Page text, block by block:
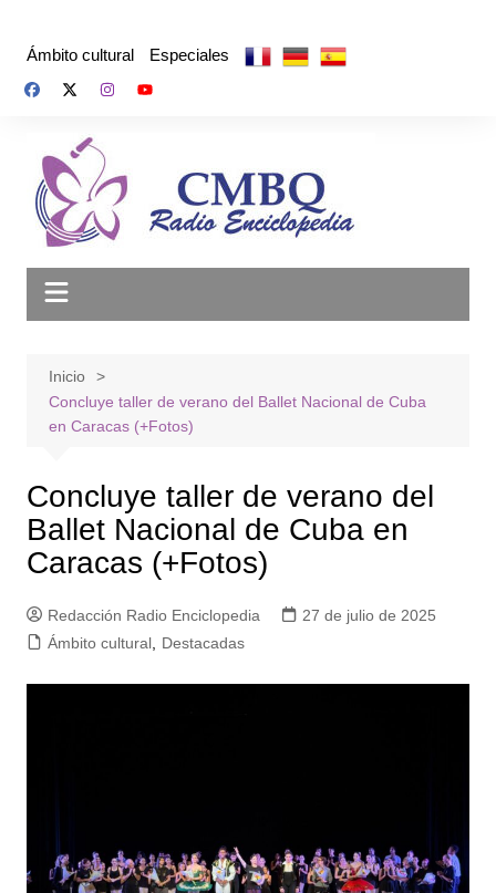
Ámbito cultural Especiales
Inicio
Concluye taller de verano del Ballet Nacional de Cuba
en Caracas (+Fotos)
Concluye taller de verano del
Ballet Nacional de Cuba en
Caracas (+Fotos)
Redacción Radio Enciclopedia
27 de julio de 2025
Ámbito cultural, Destacadas